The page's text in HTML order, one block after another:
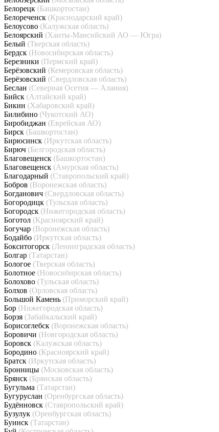
Белорецк (Башкортостан)
Белореченск (Краснодарский край)
Белоусово (Калужская область)
Белоярский (Ханты-Мансийский АО — Югра)
Белый (Тверская область)
Бердск (Новосибирская область)
Березники (Пермский край)
Берёзовский (Кемеровская область)
Берёзовский (Свердловская область)
Беслан (Северная Осетия — Алания)
Бийск (Алтайский край)
Бикин (Хабаровский край)
Билибино (Чукотский АО)
Биробиджан (Еврейская АО)
Бирск (Башкортостан)
Бирюсинск (Иркутская область)
Бирюч (Белгородская область)
Благовещенск (Башкортостан)
Благовещенск (Амурская область)
Благодарный (Ставропольский край)
Бобров (Воронежская область)
Богданович (Свердловская область)
Богородицк (Тульская область)
Богородск (Нижегородская область)
Боготол (Красноярский край)
Богучар (Воронежская область)
Бодайбо (Иркутская область)
Бокситогорск (Ленинградская область)
Болгар (Татарстан)
Бологое (Тверская область)
Болотное (Новосибирская область)
Болохово (Тульская область)
Болхов (Орловская область)
Большой Камень (Приморский край)
Бор (Нижегородская область)
Борзя (Забайкальский край)
Борисоглебск (Воронежская область)
Боровичи (Новгородская область)
Боровск (Калужская область)
Бородино (Красноярский край)
Братск (Иркутская область)
Бронницы (Московская область)
Брянск (Брянская область)
Бугульма (Татарстан)
Бугуруслан (Оренбургская область)
Будённовск (Ставропольский край)
Бузулук (Оренбургская область)
Буинск (Татарстан)